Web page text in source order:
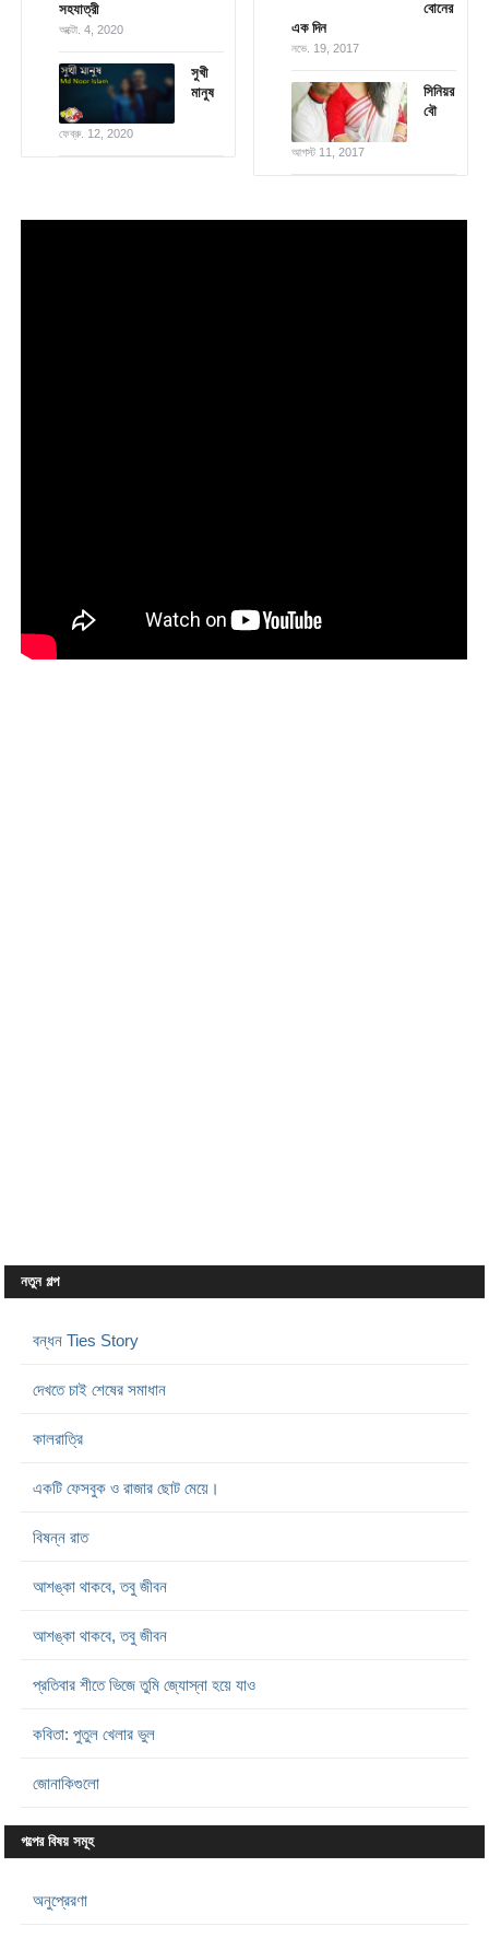
সহযাত্রী
অক্টো. 4, 2020
সুখী
মানুষ
ফেব্রু. 12, 2020
বোনের
এক দিন
নভে. 19, 2017
সিনিয়র
বৌ
আগস্ট 11, 2017
নতুন গল্প
বন্ধন Ties Story
দেখতে চাই শেষের সমাধান
কালরাত্রি
একটি ফেসবুক ও রাজার ছোট মেয়ে।
বিষন্ন রাত
আশঙ্কা থাকবে, তবু জীবন
আশঙ্কা থাকবে, তবু জীবন
প্রতিবার শীতে ভিজে তুমি জ্যোস্না হয়ে যাও
কবিতা: পুতুল খেলার ভুল
জোনাকিগুলো
গল্পের বিষয় সমূহ
অনুপ্রেরণা